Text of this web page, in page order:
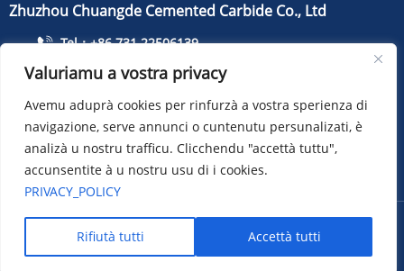
Zhuzhou Chuangde Cemented Carbide Co., Ltd
Tel：+86 731 22506139
Telefonu：+86 13786352688
info@cdcarbide.com
Aghjustate215, Building 1, International Students
Pioneer Park, Taishan Road, Tianyuan District, Zhuzhou City
Valuriamu a vostra privacy
Avemu aduprà cookies per rinfurzà a vostra sperienza di
navigazione, serve annunci o cuntenutu persunalizati, è
analizà u nostru trafficu. Clicchendu "accettà tuttu",
accunsentite à u nostru usu di i cookies.
PRIVACY_POLICY
Rifiutà tutti Accettà tutti